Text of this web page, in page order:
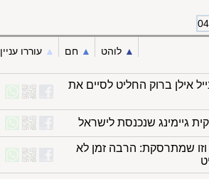
▲︎ לוהט ▲︎ חם ▲︎ עוררו עניין
אילן ברוק החליט לסיים את
גיימינג שנכנסת לישראל
המסחר, וזו שמתרסקת: הרבה זמן לא